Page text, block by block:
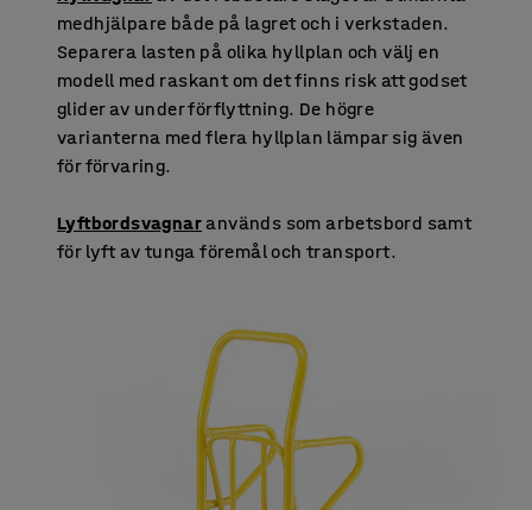
medhjälpare både på lagret och i verkstaden.
Separera lasten på olika hyllplan och välj en
modell med raskant om det finns risk att godset
glider av under förflyttning. De högre
varianterna med flera hyllplan lämpar sig även
för förvaring.
Lyftbordsvagnaranvänds som arbetsbord samt
för lyft av tunga föremål och transport.